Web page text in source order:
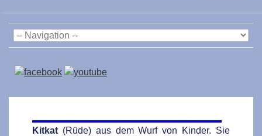
Kitkat (Rüde) aus dem Wurf von Kinder. Sie